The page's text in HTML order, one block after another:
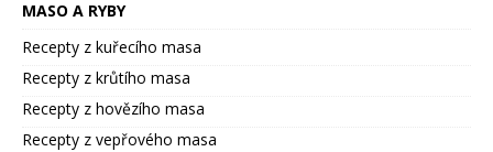
MASO A RYBY
Recepty z kuřecího masa
Recepty z krůtího masa
Recepty z hovězího masa
Recepty z vepřového masa